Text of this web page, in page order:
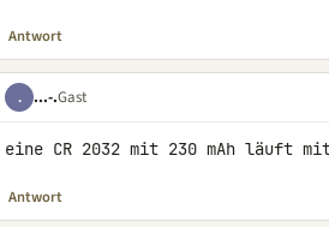
Antwort
. ...-.Gast
eine CR 2032 mit 230 mAh läuft
Antwort